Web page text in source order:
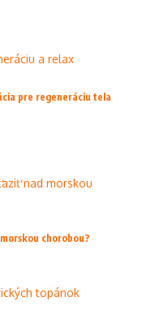
pre regeneráciu tela
chorobou?